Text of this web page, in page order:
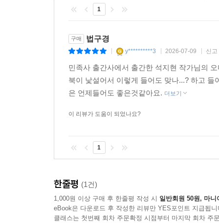
1
구매 법구경
y**********3 2026-07-09 신고
민족사 출간사에서 출간한 석지현 작가님의
북이 낯설어서 이렇게 들어도 맞나...? 하고
은 언제들어도 좋은것같아요. 더보기
이 리뷰가 도움이 되었나요?
1
한줄평 (1건)
1,000원 이상 구매 후 한줄평 작성 시 일반회원 50원, 마니
eBook은 다운로드 후 작성한 리뷰만 YES포인트 지급됩니
클래스는 첫번째 회차 주문확정 시점부터 마지막 회차 주